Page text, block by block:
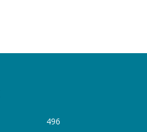
496